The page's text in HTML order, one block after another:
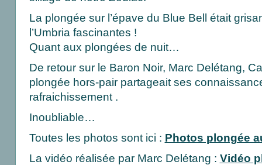
La plongée sur l’épave du Blue Bell était
l’Umbria fascinantes !
Quant aux plongées de nuit…
De retour sur le Baron Noir, Marc Delétang,
plongée hors-pair partageait ses
rafraichissement .
Inoubliable…
Toutes les photos sont ici : Photos plongée
La vidéo réalisée par Marc Delétang : Vidéo